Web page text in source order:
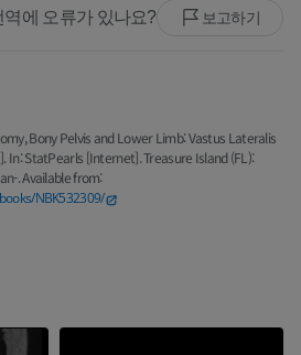
역에 오류가 있나요? 보고하기
Bony Pelvis and Lower Limb: Vastus Lateralis
In: StatPearls [Internet]. Treasure Island (FL):
. Available from:
NBK532309/